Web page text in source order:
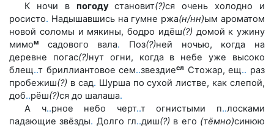
К ночи в погодустановит(?)ся очень холодно и
росисто. Надышавшись на гумне ржа(н/нн)ым ароматом
новой соломы и мякины, бодро идёш(?) домой к ужину
мимом садового вала. Поз(?)ней ночью, когда на
деревне погас(?)нут огни, когда в небе уже высоко
блещ..т бриллиантовое сем..звездиесл Стожар, ещ.. раз
пробежиш(?) в сад. Шурша по сухой листве, как слепой,
доб..рёш(?)ся до шалаша.
А ч..рное небо черт..т огнистыми п..лосками
падающие звёзды. Долго гл..диш(?) в его (тёмно)синюю